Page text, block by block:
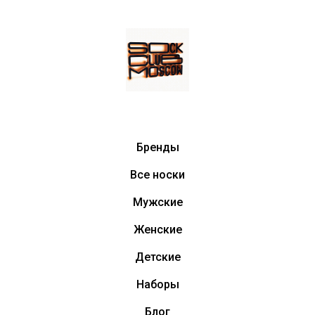
Бренды
Все носки
Мужские
Женские
Детские
Наборы
Блог